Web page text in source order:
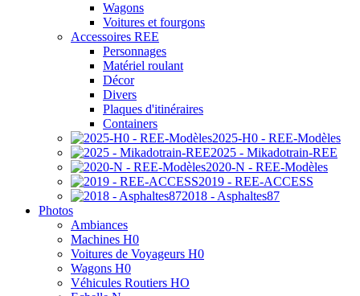
Wagons
Voitures et fourgons
Accessoires REE
Personnages
Matériel roulant
Décor
Divers
Plaques d'itinéraires
Containers
2025-H0 - REE-Modèles
2025 - Mikadotrain-REE
2020-N - REE-Modèles
2019 - REE-ACCESS
2018 - Asphaltes87
Photos
Ambiances
Machines H0
Voitures de Voyageurs H0
Wagons H0
Véhicules Routiers HO